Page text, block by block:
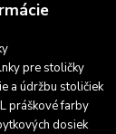
pre stoličky
a údržbu stoličiek
práškové farby
dosiek